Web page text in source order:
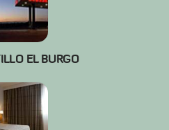
EL BURGO